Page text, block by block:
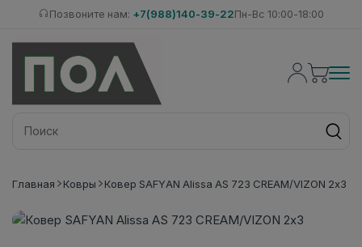
Позвоните нам: +7(988)140-39-22Пн-Вс 10:00-18:00
Главная Ковры Ковер SAFYAN Alissa AS 723 CREAM/VIZON 2х3